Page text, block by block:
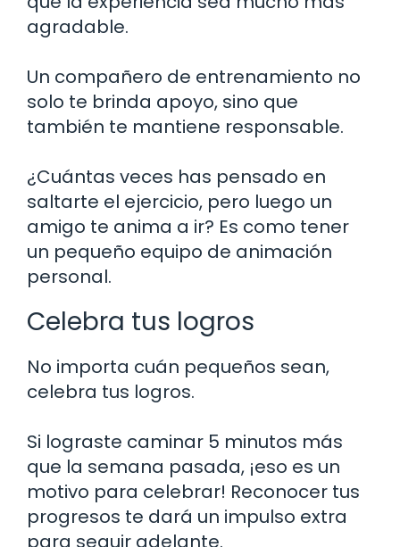
agradable.
Un compañero de entrenamiento no
solo te brinda apoyo, sino que
también te mantiene responsable.
¿Cuántas veces has pensado en
saltarte el ejercicio, pero luego un
amigo te anima a ir? Es como tener
un pequeño equipo de animación
personal.
Celebra tus logros
No importa cuán pequeños sean,
celebra tus logros.
Si lograste caminar 5 minutos más
que la semana pasada, ¡eso es un
motivo para celebrar! Reconocer tus
progresos te dará un impulso extra
para seguir adelante.